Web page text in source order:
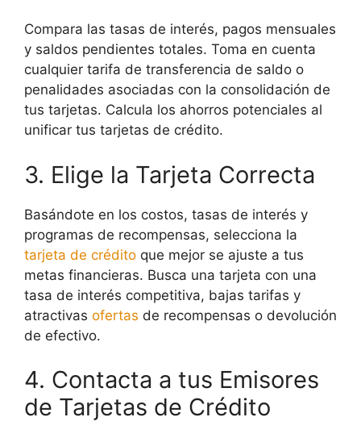
Compara las tasas de interés, pagos mensuales
y saldos pendientes totales. Toma en cuenta
cualquier tarifa de transferencia de saldo o
penalidades asociadas con la consolidación de
tus tarjetas. Calcula los ahorros potenciales al
unificar tus tarjetas de crédito.
3. Elige la Tarjeta Correcta
Basándote en los costos, tasas de interés y
programas de recompensas, selecciona la
tarjeta de crédito que mejor se ajuste a tus
metas financieras. Busca una tarjeta con una
tasa de interés competitiva, bajas tarifas y
atractivas ofertas de recompensas o devolución
de efectivo.
4. Contacta a tus Emisores
de Tarjetas de Crédito